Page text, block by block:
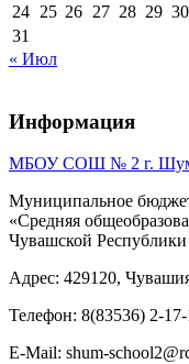
24 25 26 27 28 29 30
31
« Июл
Информация
МБОУ СОШ № 2 г.
Муниципальное
«Средняя
Чувашской Республики
Адрес: 429120,
Телефон: 8(83536) 2-
E-Mail: shum-